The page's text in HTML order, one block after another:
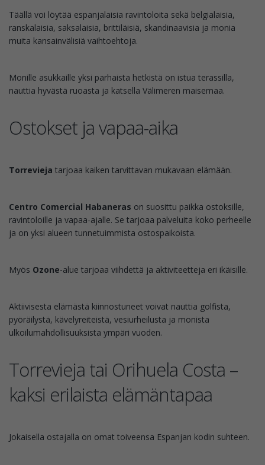
Täällä voi löytää espanjalaisia ravintoloita sekä belgialaisia,
ranskalaisia, saksalaisia, brittiläisiä, skandinaavisia ja monia
muita kansainvälisiä vaihtoehtoja.
Monille asukkaille yksi parhaista hetkistä on istua terassilla,
nauttia hyvästä ruoasta ja katsella Välimeren maisemaa.
Ostokset ja vapaa-aika
Torrevieja tarjoaa kaiken tarvittavan mukavaan elämään.
Centro Comercial Habaneras on suosittu paikka ostoksille,
ravintoloille ja vapaa-ajalle. Se tarjoaa palveluita koko perheelle
ja on yksi alueen tunnetuimmista ostospaikoista.
Myös Ozone-alue tarjoaa viihdettä ja aktiviteetteja eri ikäisille.
Aktiivisesta elämästä kiinnostuneet voivat nauttia golfista,
pyöräilystä, kävelyreiteistä, vesiurheilusta ja monista
ulkoilumahdollisuuksista ympäri vuoden.
Torrevieja tai Orihuela Costa –
kaksi erilaista elämäntapaa
Jokaisella ostajalla on omat toiveensa Espanjan kodin suhteen.